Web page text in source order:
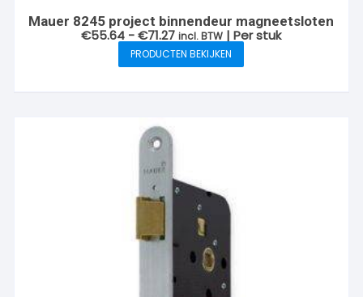
Mauer 8245 project binnendeur magneetsloten
€55.64 - €71.27Prijsklasse:
€55.64
tot
€71.27
incl. BTW | Per stuk
PRODUCTEN BEKIJKEN